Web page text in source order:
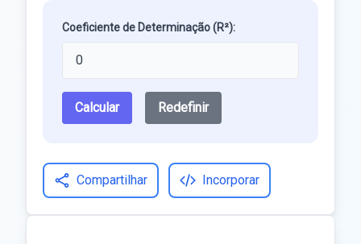
Coeficiente de Determinação (R²):
Calcular Redefinir
Compartilhar Incorporar